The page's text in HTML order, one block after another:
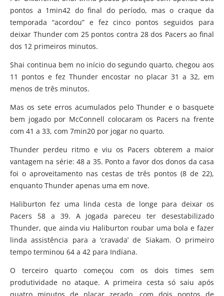
pontos a 1min42 do final do período, mas o craque da
temporada “acordou” e fez cinco pontos seguidos para
deixar Thunder com 25 pontos contra 28 dos Pacers ao final
dos 12 primeiros minutos.
Shai continua bem no início do segundo quarto, chegou aos
11 pontos e fez Thunder encostar no placar 31 a 32, em
menos de três minutos.
Mas os sete erros acumulados pelo Thunder e o basquete
bem jogado por McConnell colocaram os Pacers na frente
com 41 a 33, com 7min20 por jogar no quarto.
Thunder perdeu ritmo e viu os Pacers obterem a maior
vantagem na série: 48 a 35. Ponto a favor dos donos da casa
foi o aproveitamento nas cestas de três pontos (8 de 22),
enquanto Thunder apenas uma em nove.
Haliburton fez uma linda cesta de longe para deixar os
Pacers 58 a 39. A jogada pareceu ter desestabilizado
Thunder, que ainda viu Haliburton roubar uma bola e fazer
linda assistência para a ‘cravada’ de Siakam. O primeiro
tempo terminou 64 a 42 para Indiana.
O terceiro quarto começou com os dois times sem
produtividade no ataque. A primeira cesta só saiu após